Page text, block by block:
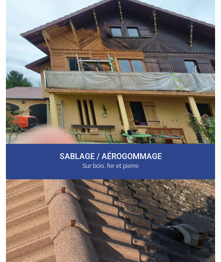
SABLAGE / AÉROGOMMAGE
Sur bois, fer et pierre